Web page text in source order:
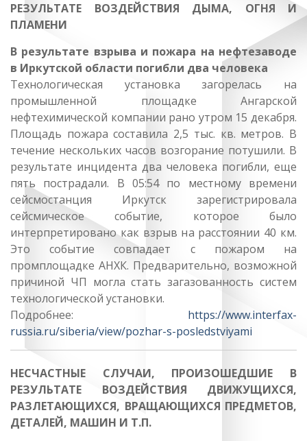
РЕЗУЛЬТАТЕ ВОЗДЕЙСТВИЯ ДЫМА, ОГНЯ И
ПЛАМЕНИ
В результате взрыва и пожара на нефтезаводе
в Иркутской области погибли два человека
Технологическая установка загорелась на
промышленной площадке Ангарской
нефтехимической компании рано утром 15 декабря.
Площадь пожара составила 2,5 тыс. кв. метров. В
течение нескольких часов возгорание потушили. В
результате инцидента два человека погибли, еще
пять пострадали. В 05:54 по местному времени
сейсмостанция Иркутск зарегистрировала
сейсмическое событие, которое было
интерпретировано как взрыв на расстоянии 40 км.
Это событие совпадает с пожаром на
промплощадке АНХК. Предварительно, возможной
причиной ЧП могла стать загазованность систем
технологической установки.
Подробнее: https://www.interfax-
russia.ru/siberia/view/pozhar-s-posledstviyami
НЕСЧАСТНЫЕ СЛУЧАИ, ПРОИЗОШЕДШИЕ В
РЕЗУЛЬТАТЕ ВОЗДЕЙСТВИЯ ДВИЖУЩИХСЯ,
РАЗЛЕТАЮЩИХСЯ, ВРАЩАЮЩИХСЯ ПРЕДМЕТОВ,
ДЕТАЛЕЙ, МАШИН И Т.П.